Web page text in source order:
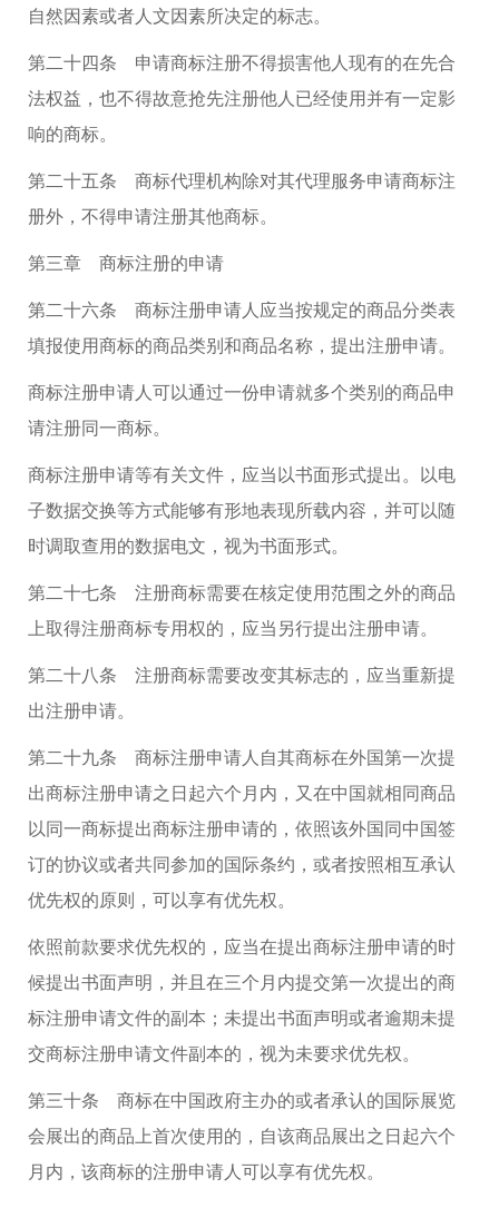
自然因素或者人文因素所决定的标志。
第二十四条 申请商标注册不得损害他人现有的在先合
法权益，也不得故意抢先注册他人已经使用并有一定影
响的商标。
第二十五条 商标代理机构除对其代理服务申请商标注
册外，不得申请注册其他商标。
第三章 商标注册的申请
第二十六条 商标注册申请人应当按规定的商品分类表
填报使用商标的商品类别和商品名称，提出注册申请。
商标注册申请人可以通过一份申请就多个类别的商品申
请注册同一商标。
商标注册申请等有关文件，应当以书面形式提出。以电
子数据交换等方式能够有形地表现所载内容，并可以随
时调取查用的数据电文，视为书面形式。
第二十七条 注册商标需要在核定使用范围之外的商品
上取得注册商标专用权的，应当另行提出注册申请。
第二十八条 注册商标需要改变其标志的，应当重新提
出注册申请。
第二十九条 商标注册申请人自其商标在外国第一次提
出商标注册申请之日起六个月内，又在中国就相同商品
以同一商标提出商标注册申请的，依照该外国同中国签
订的协议或者共同参加的国际条约，或者按照相互承认
优先权的原则，可以享有优先权。
依照前款要求优先权的，应当在提出商标注册申请的时
候提出书面声明，并且在三个月内提交第一次提出的商
标注册申请文件的副本；未提出书面声明或者逾期未提
交商标注册申请文件副本的，视为未要求优先权。
第三十条 商标在中国政府主办的或者承认的国际展览
会展出的商品上首次使用的，自该商品展出之日起六个
月内，该商标的注册申请人可以享有优先权。